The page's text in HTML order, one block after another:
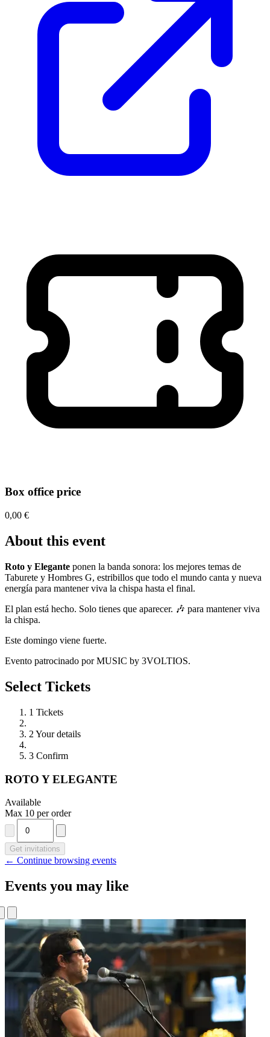
Box office price
0,00 €
About this event
Roto y Elegante ponen la banda sonora: los mejores temas de
Taburete y Hombres G, estribillos que todo el mundo canta y nueva
energía para mantener viva la chispa hasta el final.
El plan está hecho. Solo tienes que aparecer. 🎶 para mantener viva
la chispa.
Este domingo viene fuerte.
Evento patrocinado por MUSIC by 3VOLTIOS.
Select Tickets
1 Tickets
2 Your details
3 Confirm
ROTO Y ELEGANTE
Available
Max 10 per order
Get invitations
← Continue browsing events
Events you may like